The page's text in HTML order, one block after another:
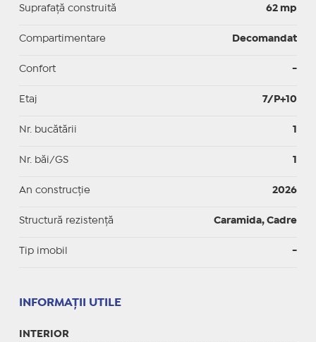
Suprafaţă construită 62 mp
Compartimentare Decomandat
Confort -
Etaj 7/P+10
Nr. bucătării 1
Nr. băi/GS 1
An construcție 2026
Structură rezistență Caramida, Cadre
Tip imobil -
INFORMAŢII UTILE
INTERIOR